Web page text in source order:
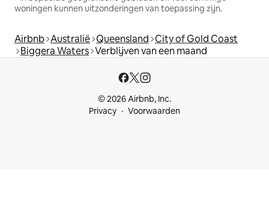
woningen kunnen uitzonderingen van toepassing zijn.
Airbnb Australië Queensland City of Gold Coast
Biggera Waters Verblijven van een maand
© 2026 Airbnb, Inc.
Privacy
Voorwaarden